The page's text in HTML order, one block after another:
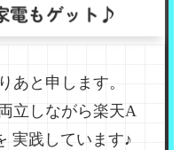
あと申します。
立しながら楽天A
実践しています♪